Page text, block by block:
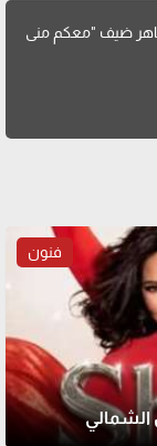
ضيف "معكم منى
فنون